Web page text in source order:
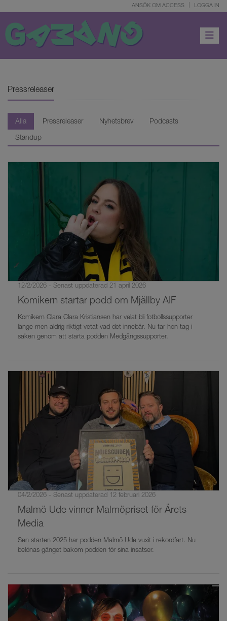
ANSÖK OM ACCESS LOGGA IN
Toggle
Pressreleaser
Alla Pressreleaser Nyhetsbrev Podcasts
Standup
12/2/2026 - Senast uppdaterad 21 april 2026
Komikern startar podd om Mjällby AIF
Komikern Clara Clara Kristiansen har velat bli fotbollssupporter
länge men aldrig riktigt vetat vad det innebär. Nu tar hon tag i
saken genom att starta podden Medgångssupporter.
04/2/2026 - Senast uppdaterad 12 februari 2026
Malmö Ude vinner Malmöpriset för Årets
Media
Sen starten 2025 har podden Malmö Ude vuxit i rekordfart. Nu
belönas gänget bakom podden för sina insatser.